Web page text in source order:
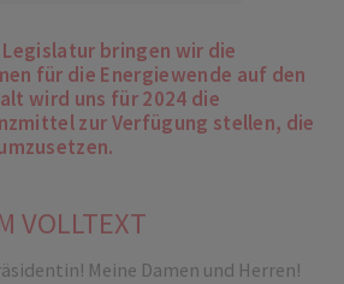
bringen wir die
für die Energiewende auf den
wird uns für 2024 die
zur Verfügung stellen, die
VOLLTEXT
Meine Damen und Herren!